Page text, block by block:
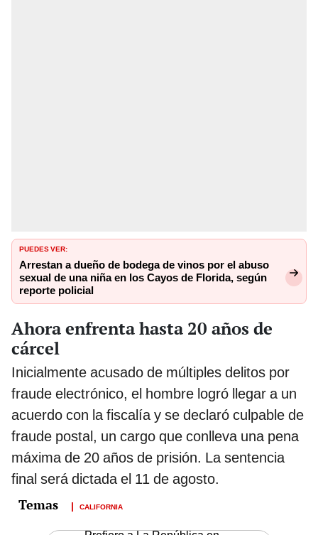
PUEDES VER:
Arrestan a dueño de bodega de vinos por el abuso
sexual de una niña en los Cayos de Florida, según
reporte policial
Ahora enfrenta hasta 20 años de
cárcel
Inicialmente acusado de múltiples delitos por
fraude electrónico, el hombre logró llegar a un
acuerdo con la fiscalía y se declaró culpable de
fraude postal, un cargo que conlleva una pena
máxima de 20 años de prisión. La sentencia
final será dictada el 11 de agosto.
CALIFORNIA